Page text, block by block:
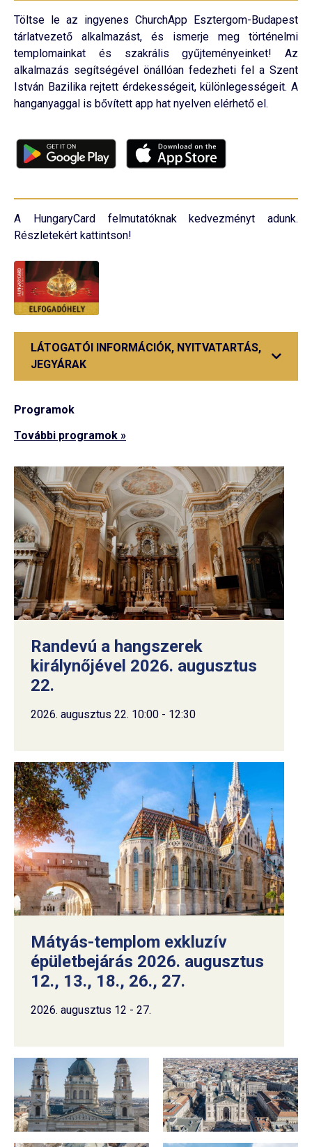
Töltse le az ingyenes ChurchApp Esztergom-Budapest
tárlatvezető alkalmazást, és ismerje meg történelmi
templomainkat és szakrális gyűjteményeinket! Az
alkalmazás segítségével önállóan fedezheti fel a Szent
István Bazilika rejtett érdekességeit, különlegességeit. A
hanganyaggal is bővített app hat nyelven elérhető el.
A HungaryCard felmutatóknak kedvezményt adunk.
Részletekért kattintson!
LÁTOGATÓI INFORMÁCIÓK, NYITVATARTÁS,
JEGYÁRAK
Programok
További programok »
Randevú a hangszerek
királynőjével 2026. augusztus
22.
2026. augusztus 22. 10:00 - 12:30
Mátyás-templom exkluzív
épületbejárás 2026. augusztus
12., 13., 18., 26., 27.
2026. augusztus 12 - 27.